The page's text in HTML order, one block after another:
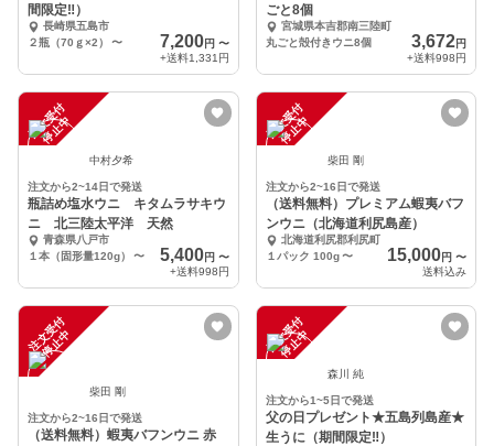
間限定‼）
長崎県五島市
２瓶（70ｇ×2）
〜 7,200円 〜
+送料1,331円
ごと8個
宮城県本吉郡南三陸町
丸ごと殻付きウニ8個
3,672円
+送料998円
注
文
受
付
停
止
中
中村夕希
注文から2~14日で発送
瓶詰め塩水ウニ キタムラサキウ
ニ 北三陸太平洋 天然
青森県八戸市
１本（固形量120g）
〜 5,400円 〜
+送料998円
注
文
受
付
停
止
中
柴田 剛
注文から2~16日で発送
（送料無料）プレミアム蝦夷バフ
ンウニ（北海道利尻島産）
北海道利尻郡利尻町
１パック 100g 〜 15,000円 〜
送料込み
注
文
受
付
停
止
中
柴田 剛
注文から2~16日で発送
（送料無料）蝦夷バフンウニ 赤
注
文
受
付
停
止
中
森川 純
注文から1~5日で発送
父の日プレゼント★五島列島産★
生うに（期間限定‼）